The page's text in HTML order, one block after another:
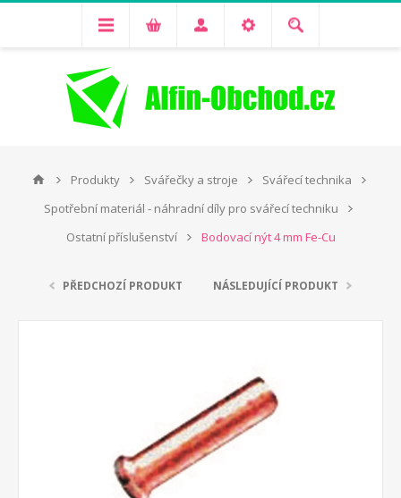
Produkty Svářečky a stroje
Svářecí technika
Spotřební materiál - náhradní díly pro svářecí techniku
Ostatní příslušenství
Bodovací nýt 4 mm Fe-Cu
PŘEDCHOZÍ PRODUKT NÁSLEDUJÍCÍ PRODUKT